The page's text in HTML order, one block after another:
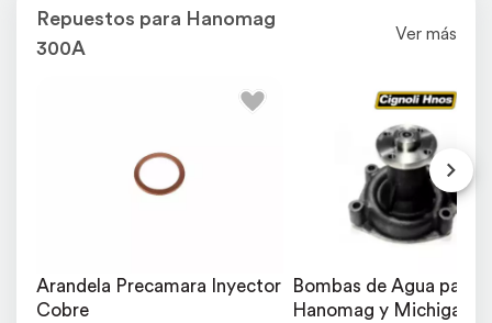
Repuestos para Hanomag
300A
Ver más
Arandela Precamara Inyector
Cobre
Bombas de Agua para
Hanomag y Michigan